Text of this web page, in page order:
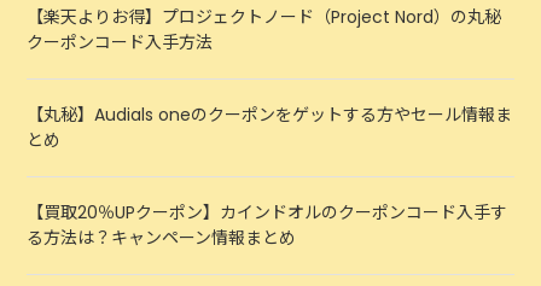
【楽天よりお得】プロジェクトノード（Project Nord）の丸秘
クーポンコード入手方法
【丸秘】Audials oneのクーポンをゲットする方やセール情報ま
とめ
【買取20％UPクーポン】カインドオルのクーポンコード入手す
る方法は？キャンペーン情報まとめ